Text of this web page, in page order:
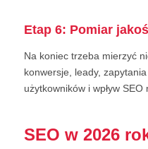
Etap 6: Pomiar
Na koniec trzeba mierzyć
konwersje, leady,
użytkowników i wpływ SEO
SEO w 2026